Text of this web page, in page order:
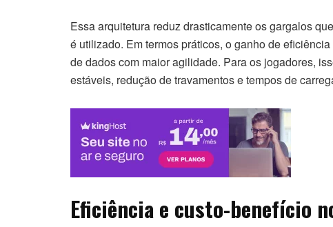
Essa arquitetura reduz drasticamente os gargalos
é utilizado. Em termos práticos, o ganho de
de dados com maior agilidade. Para os jogadores,
estáveis, redução de travamentos e tempos de
Eficiência e custo-benefício